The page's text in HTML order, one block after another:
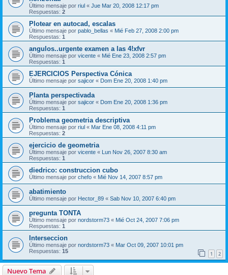
Último mensaje por riul « Jue Mar 20, 2008 12:17 pm
Respuestas: 2
Plotear en autocad, escalas
Último mensaje por pablo_bellas « Mié Feb 27, 2008 2:00 pm
Respuestas: 1
angulos..urgente examen a las 4!xfvr
Último mensaje por vicente « Mié Ene 23, 2008 2:57 pm
Respuestas: 1
EJERCICIOS Perspectiva Cónica
Último mensaje por sajicor « Dom Ene 20, 2008 1:40 pm
Planta perspectivada
Último mensaje por sajicor « Dom Ene 20, 2008 1:36 pm
Respuestas: 1
Problema geometria descriptiva
Último mensaje por riul « Mar Ene 08, 2008 4:11 pm
Respuestas: 2
ejercicio de geometria
Último mensaje por vicente « Lun Nov 26, 2007 8:30 am
Respuestas: 1
diedrico: construccion cubo
Último mensaje por chefo « Mié Nov 14, 2007 8:57 pm
abatimiento
Último mensaje por Hector_89 « Sab Nov 10, 2007 6:40 pm
pregunta TONTA
Último mensaje por nordstorm73 « Mié Oct 24, 2007 7:06 pm
Respuestas: 1
Interseccion
Último mensaje por nordstorm73 « Mar Oct 09, 2007 10:01 pm
Respuestas: 15 1 2
Nuevo Tema